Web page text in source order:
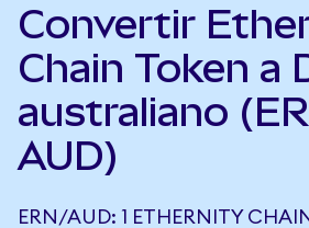
Convertir
Chain Token a
australiano
AUD)
ERN/AUD: 1 ETHERNITY